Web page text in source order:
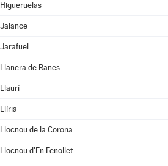
Higueruelas
Jalance
Jarafuel
Llanera de Ranes
Llaurí
Llíria
Llocnou de la Corona
Llocnou d'En Fenollet